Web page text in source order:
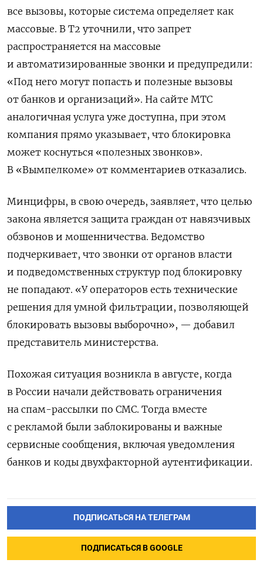
все вызовы, которые система определяет как
массовые. В Т2 уточнили, что запрет
распространяется на массовые
и автоматизированные звонки и предупредили:
«Под него могут попасть и полезные вызовы
от банков и организаций». На сайте МТС
аналогичная услуга уже доступна, при этом
компания прямо указывает, что блокировка
может коснуться «полезных звонков».
В «Вымпелкоме» от комментариев отказались.
Минцифры, в свою очередь, заявляет, что целью
закона является защита граждан от навязчивых
обзвонов и мошенничества. Ведомство
подчеркивает, что звонки от органов власти
и подведомственных структур под блокировку
не попадают. «У операторов есть технические
решения для умной фильтрации, позволяющей
блокировать вызовы выборочно», — добавил
представитель министерства.
Похожая ситуация возникла в августе, когда
в России начали действовать ограничения
на спам-рассылки по СМС. Тогда вместе
с рекламой были заблокированы и важные
сервисные сообщения, включая уведомления
банков и коды двухфакторной аутентификации.
ПОДПИСАТЬСЯ НА ТЕЛЕГРАМ
ПОДПИСАТЬСЯ В GOOGLE